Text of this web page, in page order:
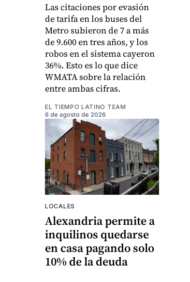
Las citaciones por evasión
de tarifa en los buses del
Metro subieron de 7 a más
de 9.600 en tres años, y los
robos en el sistema cayeron
36%. Esto es lo que dice
WMATA sobre la relación
entre ambas cifras.
EL TIEMPO LATINO TEAM
6 de agosto de 2026
LOCALES
Alexandria permite a
inquilinos quedarse
en casa pagando solo
10% de la deuda